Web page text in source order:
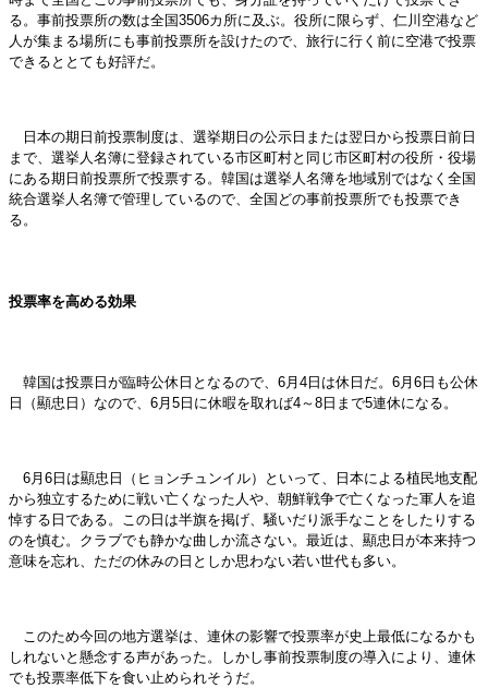
る。事前投票所の数は全国3506カ所に及ぶ。役所に限らず、仁川空港など
人が集まる場所にも事前投票所を設けたので、旅行に行く前に空港で投票
できるととても好評だ。
日本の期日前投票制度は、選挙期日の公示日または翌日から投票日前日
まで、選挙人名簿に登録されている市区町村と同じ市区町村の役所・役場
にある期日前投票所で投票する。韓国は選挙人名簿を地域別ではなく全国
統合選挙人名簿で管理しているので、全国どの事前投票所でも投票でき
る。
投票率を高める効果
韓国は投票日が臨時公休日となるので、6月4日は休日だ。6月6日も公休
日（顯忠日）なので、6月5日に休暇を取れば4～8日まで5連休になる。
6月6日は顯忠日（ヒョンチュンイル）といって、日本による植民地支配
から独立するために戦い亡くなった人や、朝鮮戦争で亡くなった軍人を追
悼する日である。この日は半旗を掲げ、騒いだり派手なことをしたりする
のを慎む。クラブでも静かな曲しか流さない。最近は、顯忠日が本来持つ
意味を忘れ、ただの休みの日としか思わない若い世代も多い。
このため今回の地方選挙は、連休の影響で投票率が史上最低になるかも
しれないと懸念する声があった。しかし事前投票制度の導入により、連休
でも投票率低下を食い止められそうだ。